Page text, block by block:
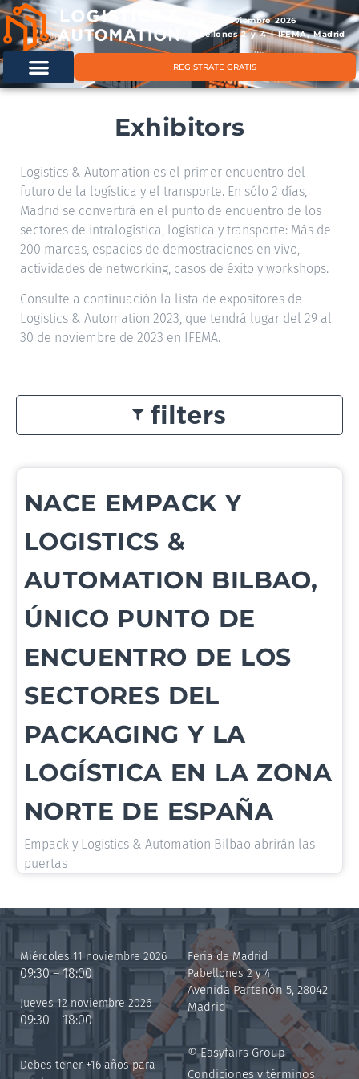
11 & 12 noviembre 2026
Pabellones 2 y 4 | IFEMA, Madrid
REGISTRATE GRATIS
Exhibitors
Logistics & Automation es el primer encuentro del
futuro de la logística y el transporte. En sólo 2 días,
Madrid se convertirá en el punto de encuentro de los
sectores de intralogística, logística y transporte: Más de
200 marcas, espacios de demostraciones en vivo,
actividades de networking, casos de éxito y workshops.
Consulte a continuación la lista de expositores de
Logistics & Automation 2023, que tendrá lugar del 29 al
30 de noviembre de 2023 en IFEMA.
filters
NACE EMPACK Y
LOGISTICS &
AUTOMATION BILBAO,
ÚNICO PUNTO DE
ENCUENTRO DE LOS
SECTORES DEL
PACKAGING Y LA
LOGÍSTICA EN LA ZONA
NORTE DE ESPAÑA
Empack y Logistics & Automation Bilbao abrirán las
puertas
Miércoles 11 noviembre 2026
09:30 – 18:00
Jueves 12 noviembre 2026
09:30 – 18:00
Debes tener +16 años para
Feria de Madrid
Pabellones 2 y 4
Avenida Partenón 5, 28042
Madrid
© Easyfairs Group
Condiciones y términos